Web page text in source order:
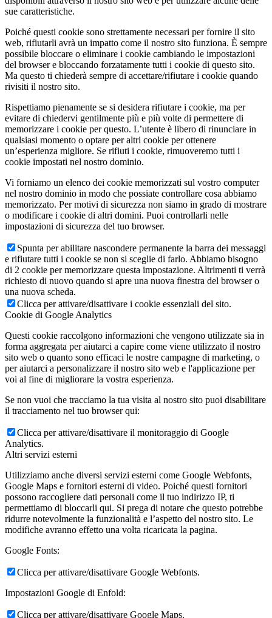
sue caratteristiche.
Poiché questi cookie sono strettamente necessari per fornire il sito
web, rifiutarli avrà un impatto come il nostro sito funziona. È sempre
possibile bloccare o eliminare i cookie cambiando le impostazioni
del browser e bloccando forzatamente tutti i cookie di questo sito.
Ma questo ti chiederà sempre di accettare/rifiutare i cookie quando
rivisiti il nostro sito.
Rispettiamo pienamente se si desidera rifiutare i cookie, ma per
evitare di chiedervi gentilmente più e più volte di permettere di
memorizzare i cookie per questo. L’utente è libero di rinunciare in
qualsiasi momento o optare per altri cookie per ottenere
un’esperienza migliore. Se rifiuti i cookie, rimuoveremo tutti i
cookie impostati nel nostro dominio.
Vi forniamo un elenco dei cookie memorizzati sul vostro computer
nel nostro dominio in modo che possiate controllare cosa abbiamo
memorizzato. Per motivi di sicurezza non siamo in grado di mostrare
o modificare i cookie di altri domini. Puoi controllarli nelle
impostazioni di sicurezza del tuo browser.
Spunta per abilitare nascondere permanente la barra dei messaggi
e rifiutare tutti i cookie se non si sceglie di farlo. Abbiamo bisogno
di 2 cookie per memorizzare questa impostazione. Altrimenti ti verrà
richiesto di nuovo quando si apre una nuova finestra del browser o
una nuova scheda.
Clicca per attivare/disattivare i cookie essenziali del sito.
Cookie di Google Analytics
Questi cookie raccolgono informazioni che vengono utilizzate sia in
forma aggregata per aiutarci a capire come viene utilizzato il nostro
sito web o quanto sono efficaci le nostre campagne di marketing, o
per aiutarci a personalizzare il nostro sito web e l'applicazione per
voi al fine di migliorare la vostra esperienza.
Se non vuoi che tracciamo la tua visita al nostro sito puoi disabilitare
il tracciamento nel tuo browser qui:
Clicca per attivare/disattivare il monitoraggio di Google
Analytics.
Altri servizi esterni
Utilizziamo anche diversi servizi esterni come Google Webfonts,
Google Maps e fornitori esterni di video. Poiché questi fornitori
possono raccogliere dati personali come il tuo indirizzo IP, ti
permettiamo di bloccarli qui. Si prega di notare che questo potrebbe
ridurre notevolmente la funzionalità e l’aspetto del nostro sito. Le
modifiche avranno effetto una volta ricaricata la pagina.
Google Fonts:
Clicca per attivare/disattivare Google Webfonts.
Impostazioni Google di Enfold:
Clicca per attivare/disattivare Google Maps.